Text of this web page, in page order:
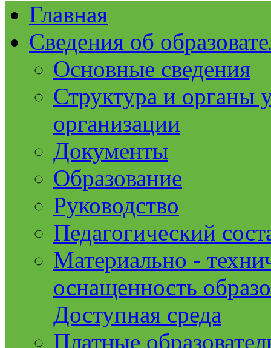
Главная
Сведения об
Основные сведения
Структура и органы
организации
Документы
Образование
Руководство
Педагогический
Материально -
оснащенность
Доступная среда
Платные